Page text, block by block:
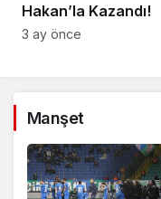
Hakan’la Kazandı!
3 ay önce
Manşet